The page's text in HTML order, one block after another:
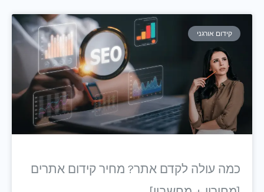
קידום אורגני
כמה עולה לקדם אתר? מחיר קידום אתרים